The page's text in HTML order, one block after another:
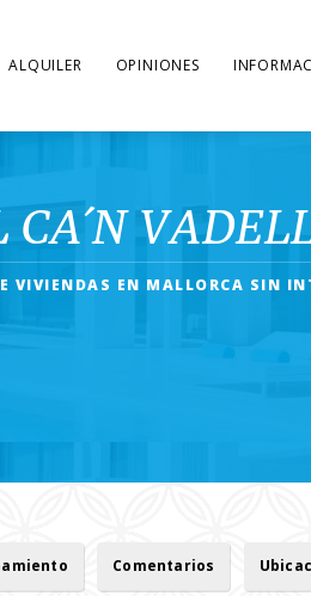
ALQUILER OPINIONES
VIVIENDAS EN MALLORCA SIN
Comentarios